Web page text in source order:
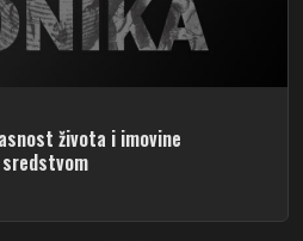
života i imovine